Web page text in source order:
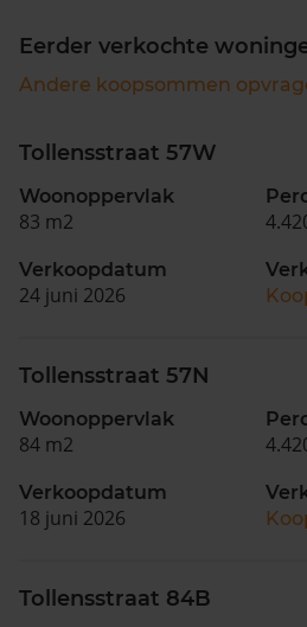
Eerder verkochte
Andere koopsommen
Tollensstraat 57W
Woonoppervlak
83 m2
Verkoopdatum
24 juni 2026
Tollensstraat 57N
Woonoppervlak
84 m2
Verkoopdatum
18 juni 2026
Tollensstraat 84B